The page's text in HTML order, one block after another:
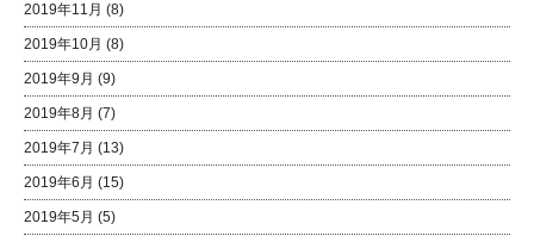
2019年11月 (8)
2019年10月 (8)
2019年9月 (9)
2019年8月 (7)
2019年7月 (13)
2019年6月 (15)
2019年5月 (5)